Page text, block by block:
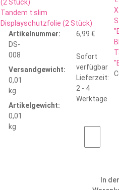
Tandem t:slim
Displayschutzfolie (2 Stück)
Artikelnummer:
DS-
008
Versandgewicht:
0,01
kg
Artikelgewicht:
0,01
kg
6,99 €
Sofort
verfügbar
Lieferzeit:
2 - 4
Werktage
In